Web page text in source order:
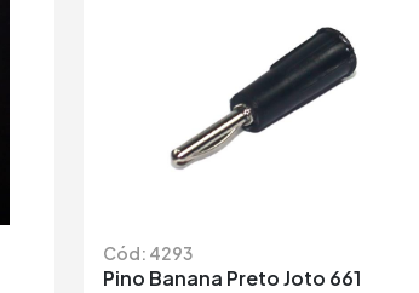
Cód: 4293
Pino Banana Preto Joto 661